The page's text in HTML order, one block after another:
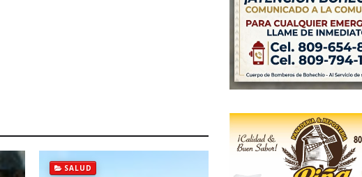
SALUD